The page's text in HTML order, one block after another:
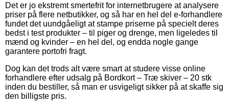
Det er jo ekstremt smertefrit for internetbrugere at analysere
priser på flere netbutikker, og så har en hel del e-forhandlere
fundet det uundgåeligt at stampe priserne på specielt deres
bedst i test produkter – til piger og drenge, men ligeledes til
mænd og kvinder – en hel del, og endda nogle gange
garantere portofri fragt.
Dog kan det trods alt være smart at studere visse online
forhandlere efter udsalg på Bordkort – Træ skiver – 20 stk
inden du bestiller, så man er usvigeligt sikker på at skaffe sig
den billigste pris.